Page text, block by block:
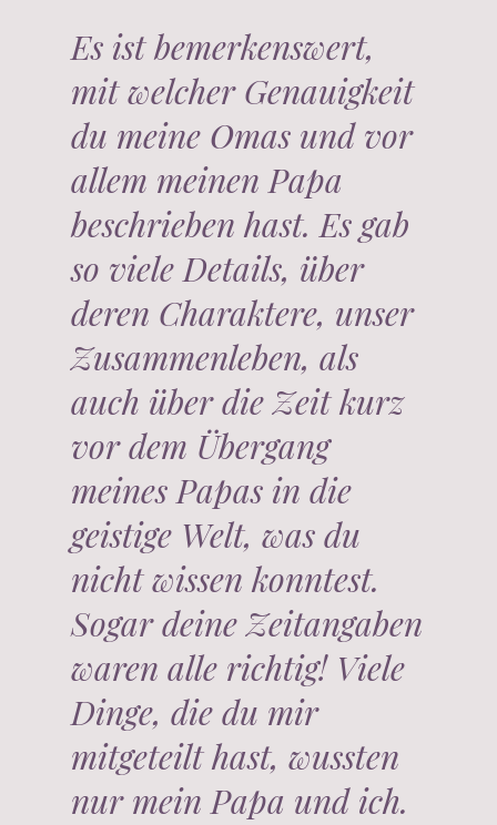
Es ist bemerkenswert,
mit welcher Genauigkeit
du meine Omas und vor
allem meinen Papa
beschrieben hast. Es gab
so viele Details, über
deren Charaktere, unser
Zusammenleben, als
auch über die Zeit kurz
vor dem Übergang
meines Papas in die
geistige Welt, was du
nicht wissen konntest.
Sogar deine Zeitangaben
waren alle richtig! Viele
Dinge, die du mir
mitgeteilt hast, wussten
nur mein Papa und ich.